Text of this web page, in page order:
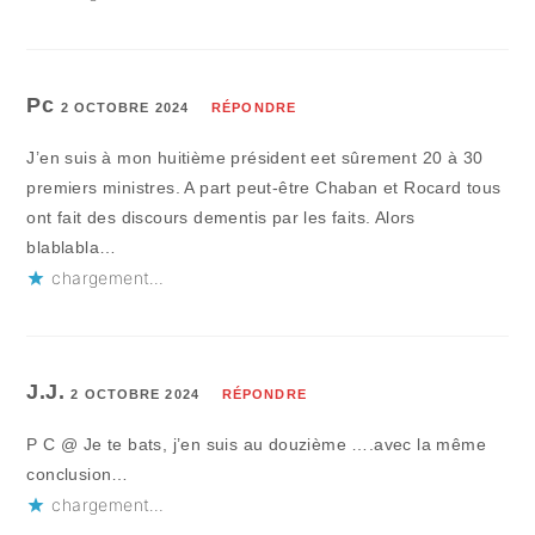
Pc 2 OCTOBRE 2024 RÉPONDRE
J’en suis à mon huitième président eet sûrement 20 à 30
premiers ministres. A part peut-être Chaban et Rocard tous
ont fait des discours dementis par les faits. Alors
blablabla…
chargement…
J.J.2 OCTOBRE 2024 RÉPONDRE
P C @ Je te bats, j’en suis au douzième ….avec la même
conclusion…
chargement…